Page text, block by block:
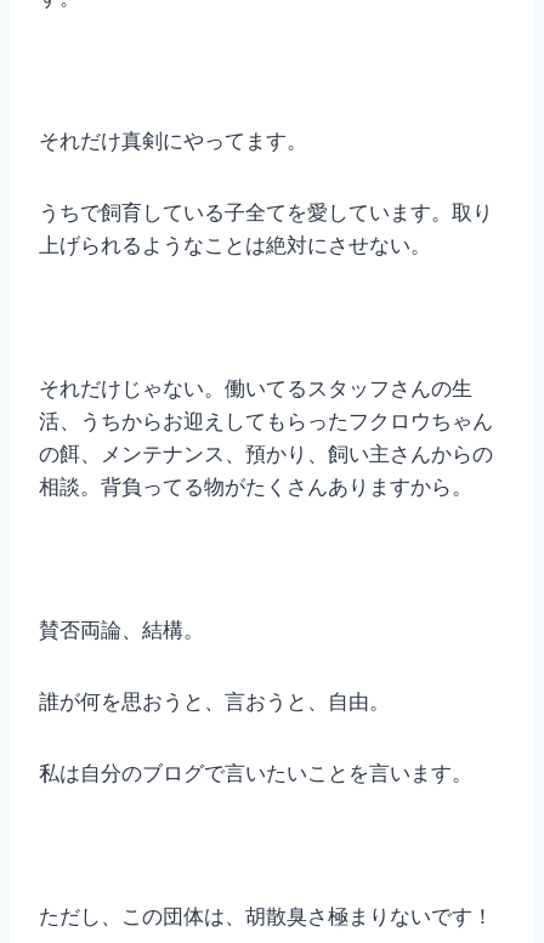
それだけ真剣にやってます。
うちで飼育している子全てを愛しています。取り
上げられるようなことは絶対にさせない。
それだけじゃない。働いてるスタッフさんの生
活、うちからお迎えしてもらったフクロウちゃん
の餌、メンテナンス、預かり、飼い主さんからの
相談。背負ってる物がたくさんありますから。
賛否両論、結構。
誰が何を思おうと、言おうと、自由。
私は自分のブログで言いたいことを言います。
ただし、この団体は、胡散臭さ極まりないです！